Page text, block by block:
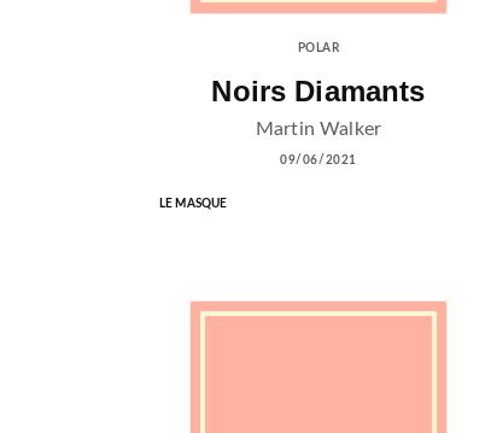
POLAR
Noirs Diamants
Martin Walker
09/06/2021
LE MASQUE